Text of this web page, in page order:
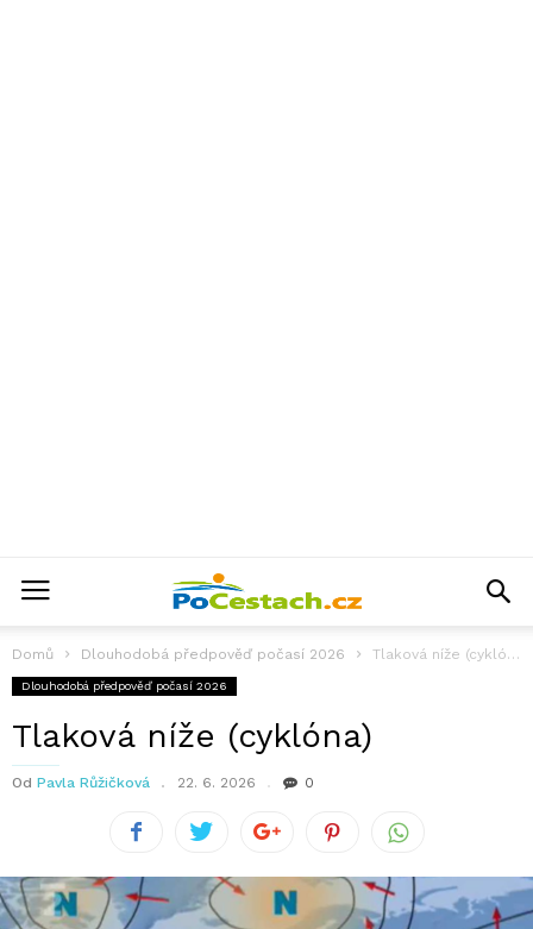
Domů Dlouhodobá předpověď počasí 2026 Tlaková níže (cyklóna)
Dlouhodobá předpověď počasí 2026
Tlaková níže (cyklóna)
Od Pavla Růžičková 22. 6. 2026 0